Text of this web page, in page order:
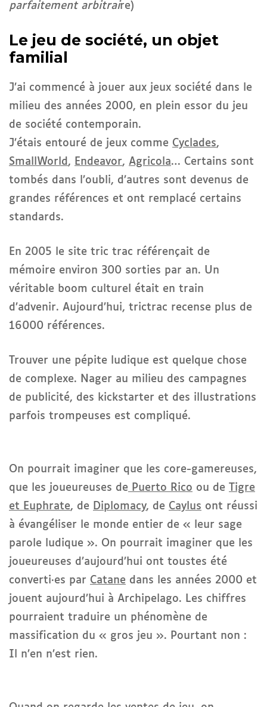
parfaitement arbitraire)
Le jeu de société, un objet
familial
J’ai commencé à jouer aux jeux société dans le
milieu des années 2000, en plein essor du jeu
de société contemporain.
J’étais entouré de jeux comme Cyclades,
SmallWorld , Endeavor, Agricola… Certains sont
tombés dans l’oubli, d’autres sont devenus de
grandes références et ont remplacé certains
standards.
En 2005 le site tric trac référençait de
mémoire environ 300 sorties par an. Un
véritable boom culturel était en train
d’advenir. Aujourd’hui, trictrac recense plus de
16000 références.
Trouver une pépite ludique est quelque chose
de complexe. Nager au milieu des campagnes
de publicité, des kickstarter et des illustrations
parfois trompeuses est compliqué.
On pourrait imaginer que les core-gamereuses,
que les joueureuses de Puerto Rico ou de
Tigre
et Euphrate, de Diplomacy, de Caylus ont réussi
à évangéliser le monde entier de « leur sage
parole ludique ». On pourrait imaginer que les
joueureuses d’aujourd’hui ont toustes été
converti·es par Catane dans les années 2000 et
jouent aujourd’hui à Archipelago. Les chiffres
pourraient traduire un phénomène de
massification du « gros jeu ». Pourtant non :
Il n’en n’est rien.